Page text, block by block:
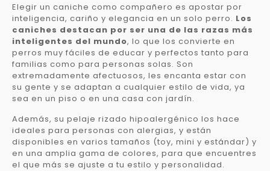
Elegir un caniche como compañero es apostar por
inteligencia, cariño y elegancia en un solo perro. Los
caniches destacan por ser una de las razas más
inteligentes del mundo, lo que los convierte en
perros muy fáciles de educar y perfectos tanto para
familias como para personas solas. Son
extremadamente afectuosos, les encanta estar con
su gente y se adaptan a cualquier estilo de vida, ya
sea en un piso o en una casa con jardín.
Además, su pelaje rizado hipoalergénico los hace
ideales para personas con alergias, y están
disponibles en varios tamaños (toy, mini y estándar) y
en una amplia gama de colores, para que encuentres
el que más se ajuste a tu estilo y personalidad.